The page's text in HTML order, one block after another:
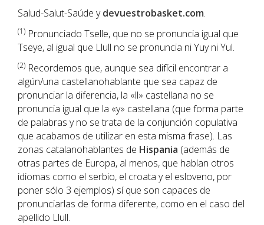
Salud-Salut-Saúde ydevuestrobasket.com.
(1) Pronunciado Tselle, que no se pronuncia igual que
Tseye, al igual que Llull no se pronuncia ni Yuy ni Yul.
(2) Recordemos que, aunque sea difícil encontrar a
algún/una castellanohablante que sea capaz de
pronunciar la diferencia, la «ll» castellana no se
pronuncia igual que la «y» castellana (que forma parte
de palabras y no se trata de la conjunción copulativa
que acabamos de utilizar en esta misma frase). Las
zonas catalanohablantes de Hispania (además de
otras partes de Europa, al menos, que hablan otros
idiomas como el serbio, el croata y el esloveno, por
poner sólo 3 ejemplos) sí que son capaces de
pronunciarlas de forma diferente, como en el caso del
apellido Llull.